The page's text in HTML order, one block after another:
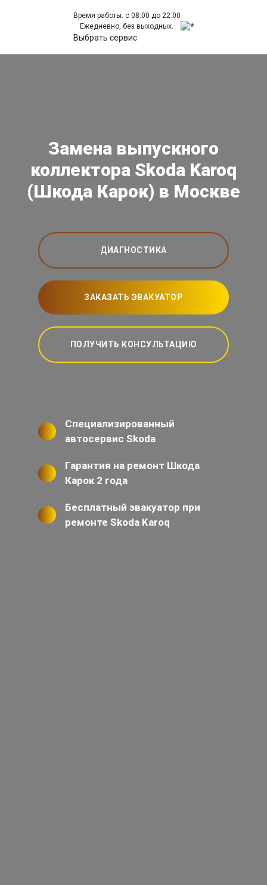
Время работы: с 08:00 до 22:00
Ежедневно, без выходных.
Выбрать сервис
Замена выпускного
коллектора Skoda Karoq
(Шкода Карок) в Москве
ДИАГНОСТИКА
ЗАКАЗАТЬ ЭВАКУАТОР
ПОЛУЧИТЬ КОНСУЛЬТАЦИЮ
Специализированный
автосервис Skoda
Гарантия на ремонт Шкода
Карок 2 года
Бесплатный эвакуатор при
ремонте Skoda Karoq